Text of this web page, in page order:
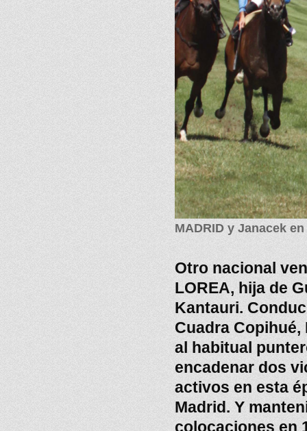
MADRID y Janacek
Otro nacional
LOREA, hija de
Kantauri.
Cuadra
al habitual
encadenar dos
activos en esta
Madrid. Y
colocaciones en